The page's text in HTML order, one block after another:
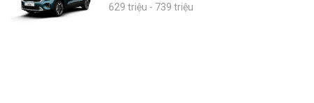
629 triệu - 739 triệu